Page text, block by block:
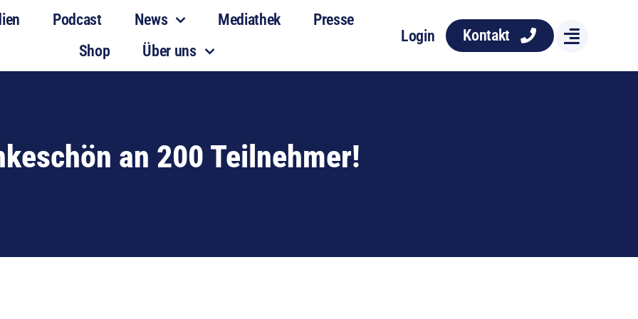
Podcast News Mediathek
Presse
Shop
Über uns
Login Kontakt
an 200 Teilnehmer!